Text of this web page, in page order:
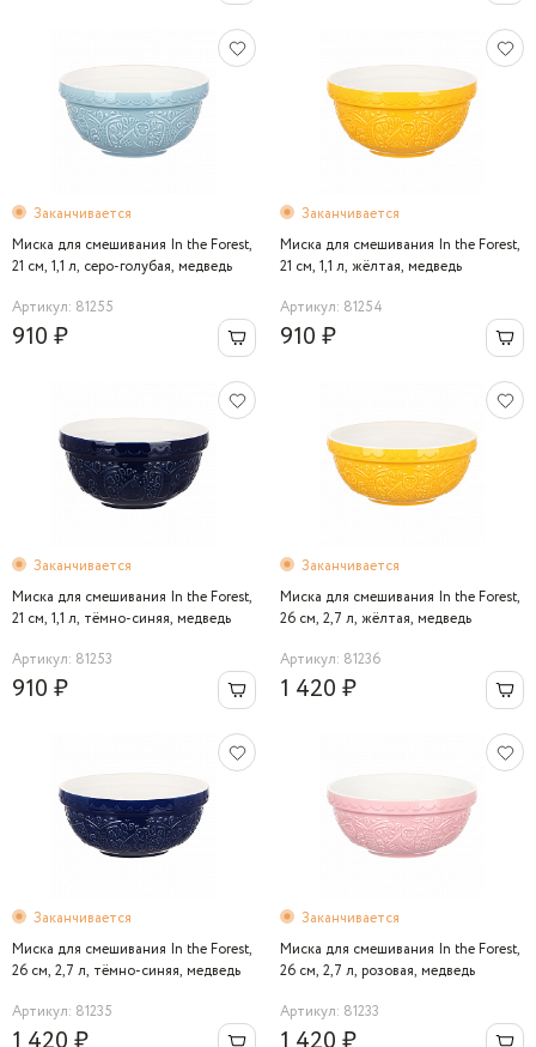
Заканчивается
Миска для смешивания In the Forest,
21 см, 1,1 л, серо-голубая, медведь
Артикул: 81255
910 ₽
Заканчивается
Миска для смешивания In the Forest,
21 см, 1,1 л, жёлтая, медведь
Артикул: 81254
910 ₽
Заканчивается
Миска для смешивания In the Forest,
21 см, 1,1 л, тёмно-синяя, медведь
Артикул: 81253
910 ₽
Заканчивается
Миска для смешивания In the Forest,
26 см, 2,7 л, жёлтая, медведь
Артикул: 81236
1 420 ₽
Заканчивается
Миска для смешивания In the Forest,
26 см, 2,7 л, тёмно-синяя, медведь
Артикул: 81235
Заканчивается
Миска для смешивания In the Forest,
26 см, 2,7 л, розовая, медведь
Артикул: 81233